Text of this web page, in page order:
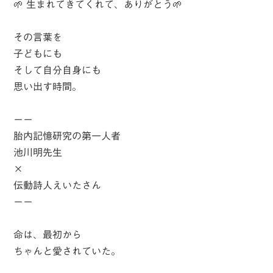
🌱 生まれてきてくれて、ありがとう🌱
その言葉を
子どもにも
そして自分自身にも
思い出す時間。
ーー
胎内記憶研究の第一人者
池川明先生
×
伝動詩人えいたさん
ーー
命は、最初から
ちゃんと愛されていた。